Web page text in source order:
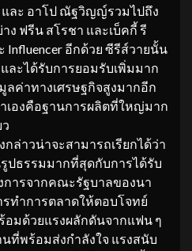
ละ อาโป ณัฐวิญญ์รวมไปถึง
ง ฟรีน สโรชา และเบ็คกี้ รี
Influencer อีกด้วย ซีรีส์วายนั้น
ละได้รับการยอมรับเพิ่มมาก
ค่าทางเศรษฐกิจสูงมากอีก
าเองคือฐานการผลิตที่ใหญ่มาก
กล่าวน่าจะสามารถเรียกได้ว่า
ปธรรมมากที่สุดกับการได้รับ
การจากคณะรัฐบาลของนา
ทำการตลาดให้ตอบโจทย์
มด้วยแรงผลักดันจากแฟน ๆ
ที่พร้อมส่งกำลังใจ แรงสนับ